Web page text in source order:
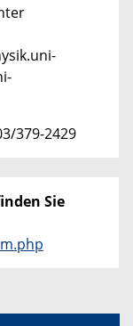
379-2429
Sie